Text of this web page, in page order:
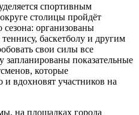
спортивным
столицы пройдёт
сезона: организованы
баскетболу и другим
свои силы все
показательные
которые
вдохновят участников на
на площадках города